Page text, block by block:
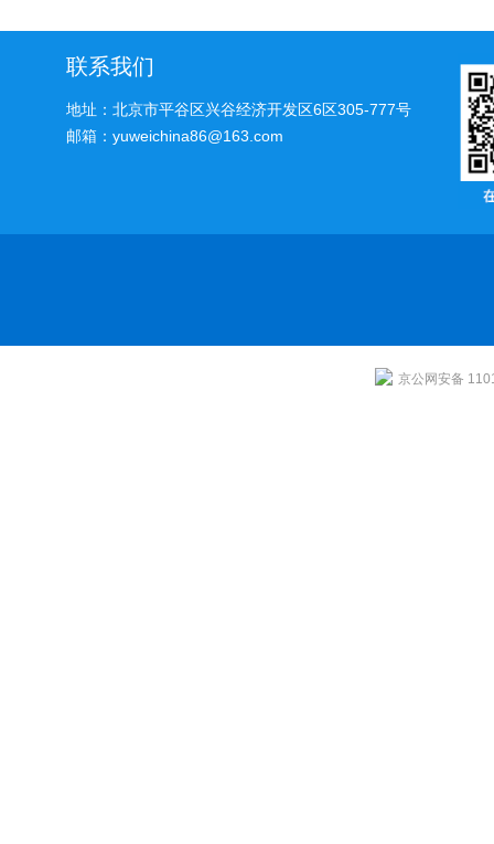
联系我们
地址：北京市平谷区兴谷经济开发区6区305-777号
邮箱：yuweichina86@163.com
京公网安备